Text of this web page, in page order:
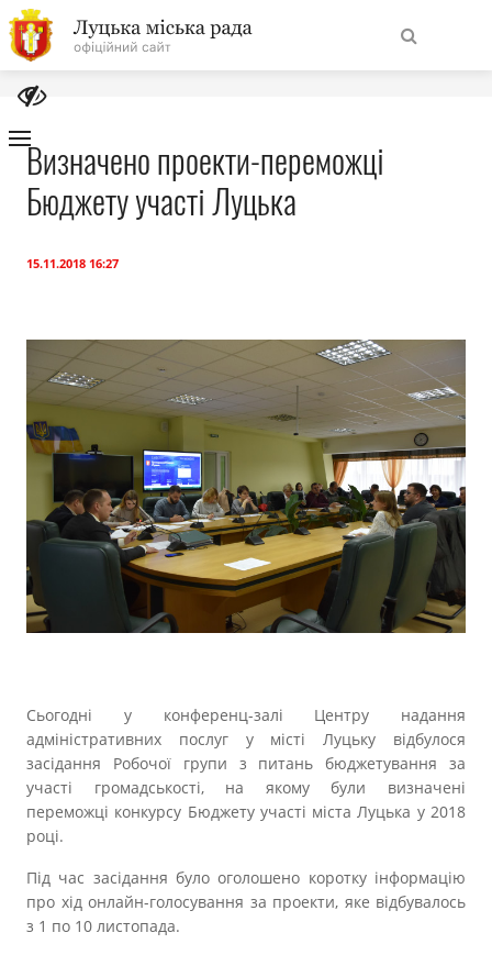
На
головну
НавігаціяПро місто
Бюджет
Публічна інформація
Прозорість влади
Документи
Визначено проекти-переможці
Бюджету участі Луцька
15.11.2018 16:27
Сьогодні у конференц-залі Центру надання
адміністративних послуг у місті Луцьку відбулося
засідання Робочої групи з питань бюджетування за
участі громадськості, на якому були визначені
переможці конкурсу Бюджету участі міста Луцька у 2018
році.
Під час засідання було оголошено коротку інформацію
про хід онлайн-голосування за проекти, яке відбувалось
з 1 по 10 листопада.